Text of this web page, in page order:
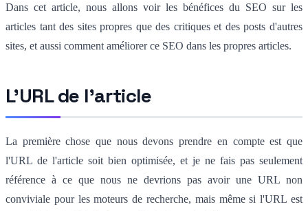
Dans cet article, nous allons voir les bénéfices du SEO sur les
articles tant des sites propres que des critiques et des posts d'autres
sites, et aussi comment améliorer ce SEO dans les propres articles.
L'URL de l'article
La première chose que nous devons prendre en compte est que
l'URL de l'article soit bien optimisée, et je ne fais pas seulement
référence à ce que nous ne devrions pas avoir une URL non
conviviale pour les moteurs de recherche, mais même si l'URL est